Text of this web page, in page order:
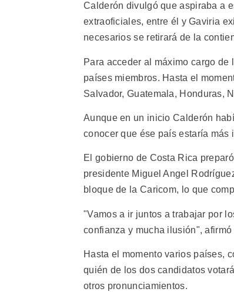
Calderón divulgó que aspiraba a
extraoficiales, entre él y Gaviria
necesarios se retirará de la
Para acceder al máximo cargo
países miembros. Hasta el
Salvador, Guatemala, Honduras,
Aunque en un inicio Calderón
conocer que ése país estaría
El gobierno de Costa Rica
presidente Miguel Angel
bloque de la Caricom, lo que
"Vamos a ir juntos a trabajar por
confianza y mucha ilusión", afirmó
Hasta el momento varios países,
quién de los dos candidatos
otros pronunciamientos.